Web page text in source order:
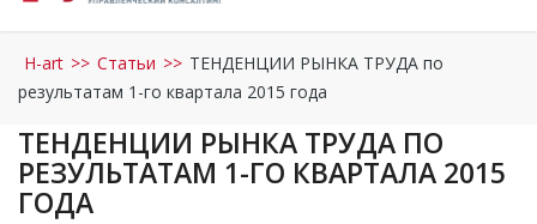
H-art >> Статьи >> ТЕНДЕНЦИИ РЫНКА ТРУДА по
результатам 1-го квартала 2015 года
ТЕНДЕНЦИИ РЫНКА ТРУДА ПО
РЕЗУЛЬТАТАМ 1-ГО КВАРТАЛА 2015
ГОДА